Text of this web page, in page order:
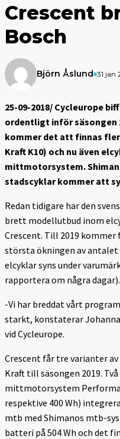
Crescent
Bosch
Björn Åslund 31 jan
25-09-2018/ Cycleurope
ordentligt inför säsongen
kommer det att finnas
Kraft K10) och nu även
mittmotorsystem.
stadscyklar kommer att
Redan tidigare har den
brett modellutbud inom
Crescent. Till 2019
största ökningen av
elcyklar syns under
rapportera om några dagar).
-Vi har breddat vårt
starkt, konstaterar
vid Cycleurope.
Crescent får tre varianter
Kraft till säsongen 2019.
mittmotorsystem
respektive 400 Wh)
mtb med Shimanos mtb-
batteri på 504 Wh och det